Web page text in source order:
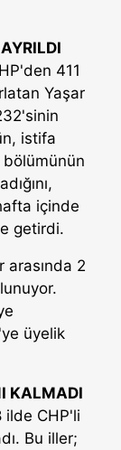
411
Yaşar
istifa
bölümünün
içinde
getirdi.
arasında 2
üyelik
KALMADI
ilde CHP'li
Bu iller;